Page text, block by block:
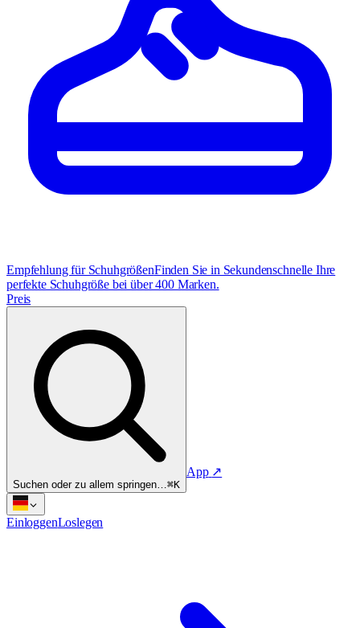
Empfehlung für SchuhgrößenFinden Sie in Sekundenschnelle Ihre
perfekte Schuhgröße bei über 400 Marken.
Preis
Suchen oder zu allem springen…⌘K
App ↗
EinloggenLoslegen